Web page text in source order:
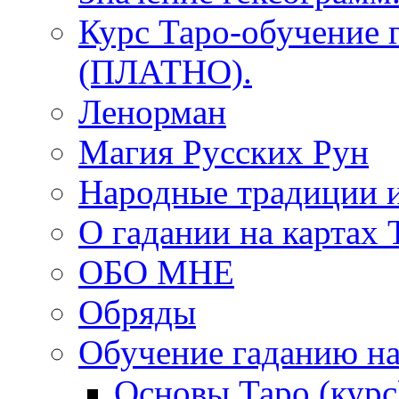
Курс Таро-обучение
(ПЛАТНО).
Ленорман
Магия Русских Рун
Народные традиции
О гадании на картах
ОБО МНЕ
Обряды
Обучение гаданию